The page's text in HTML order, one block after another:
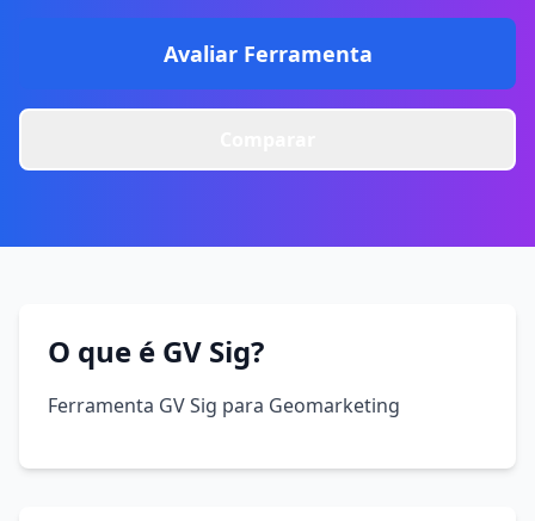
Avaliar Ferramenta
O que é GV Sig?
Ferramenta GV Sig para Geomarketing